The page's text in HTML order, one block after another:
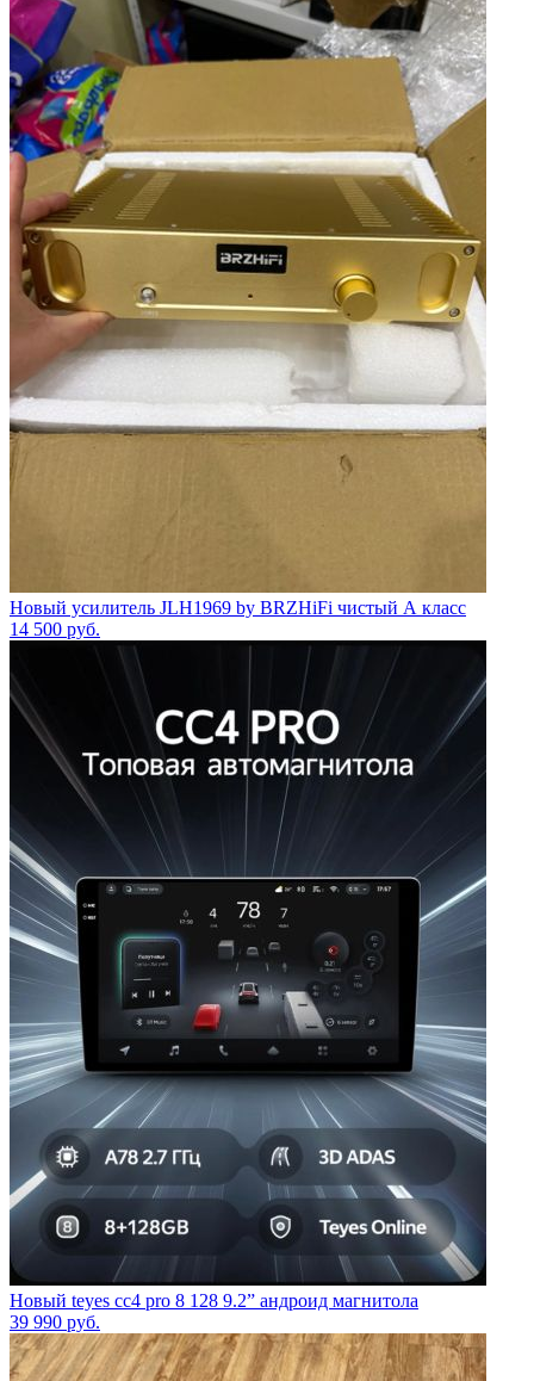
Новый усилитель JLH1969 by BRZHiFi чистый А класс
14 500 руб.
Новый teyes cc4 pro 8 128 9.2” андроид магнитола
39 990 руб.